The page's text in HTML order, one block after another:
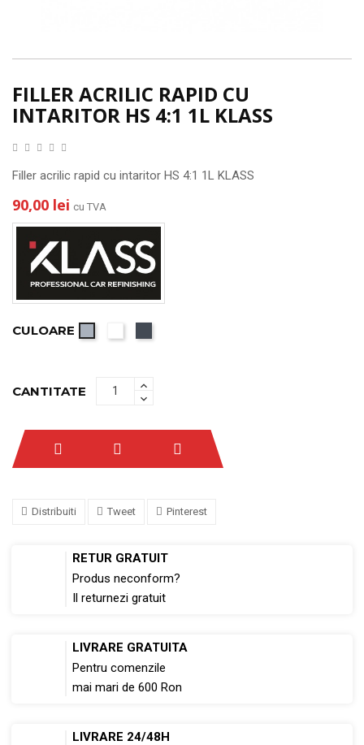
FILLER ACRILIC RAPID CU
INTARITOR HS 4:1 1L KLASS
Filler acrilic rapid cu intaritor HS 4:1 1L KLASS
90,00 lei cu TVA
CULOARE
CANTITATE
Distribuiti Tweet Pinterest
RETUR GRATUIT
Produs neconform?
Il returnezi gratuit
LIVRARE GRATUITA
Pentru comenzile
mai mari de 600 Ron
LIVRARE 24/48H